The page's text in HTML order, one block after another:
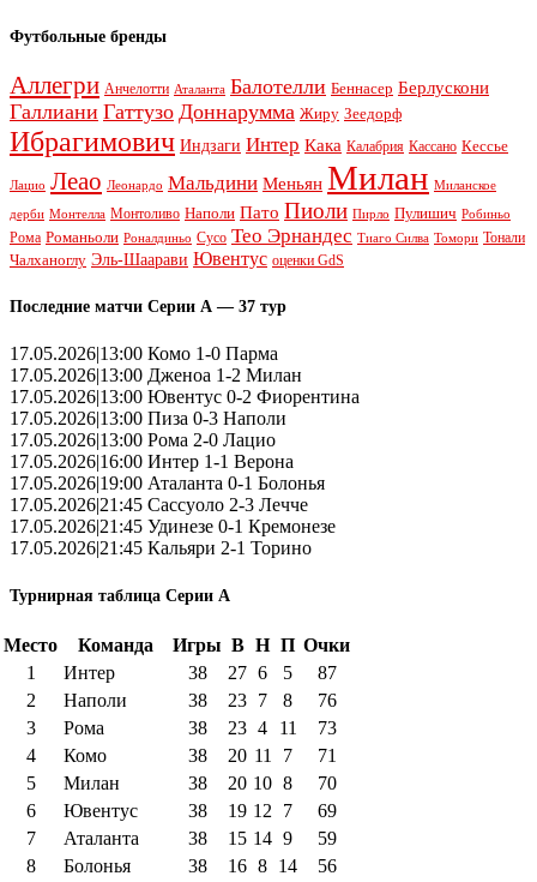
Футбольные бренды
Аллегри Анчелотти Аталанта Балотелли Беннасер Берлускони
Галлиани Гаттузо Доннарумма Жиру Зеедорф
Ибрагимович Индзаги Интер Кака Калабрия Кассано Кессье
Лацио Леао Леонардо Мальдини Меньян Милан Миланское
дерби Монтелла Монтоливо Наполи Пато Пиоли Пирло Пулишич Робиньо
Рома Романьоли Роналдиньо Сусо Тео Эрнандес Тиаго Силва Томори Тонали
Чалханоглу Эль-Шаарави Ювентус оценки GdS
Последние матчи Серии А — 37 тур
17.05.2026|13:00 Комо 1-0 Парма
17.05.2026|13:00 Дженоа 1-2 Милан
17.05.2026|13:00 Ювентус 0-2 Фиорентина
17.05.2026|13:00 Пиза 0-3 Наполи
17.05.2026|13:00 Рома 2-0 Лацио
17.05.2026|16:00 Интер 1-1 Верона
17.05.2026|19:00 Аталанта 0-1 Болонья
17.05.2026|21:45 Сассуоло 2-3 Лечче
17.05.2026|21:45 Удинезе 0-1 Кремонезе
17.05.2026|21:45 Кальяри 2-1 Торино
Турнирная таблица Серии А
Место Команда Игры В Н П Очки
1
Интер 38 27 6 5
87
2
Наполи 38 23 7 8
76
3
Рома 38 23 4 11
73
4
Комо 38 20 11 7
71
5
Милан 38 20 10 8
70
6
Ювентус 38 19 12 7
69
7
Аталанта 38 15 14 9
59
8
Болонья 38 16 8 14
56